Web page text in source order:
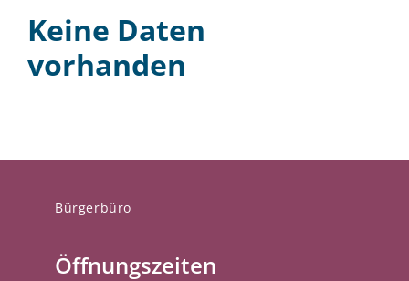
Keine Daten
vorhanden
Bürgerbüro
Öffnungszeiten